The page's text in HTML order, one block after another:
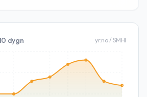
dygn yr.no / SMHI